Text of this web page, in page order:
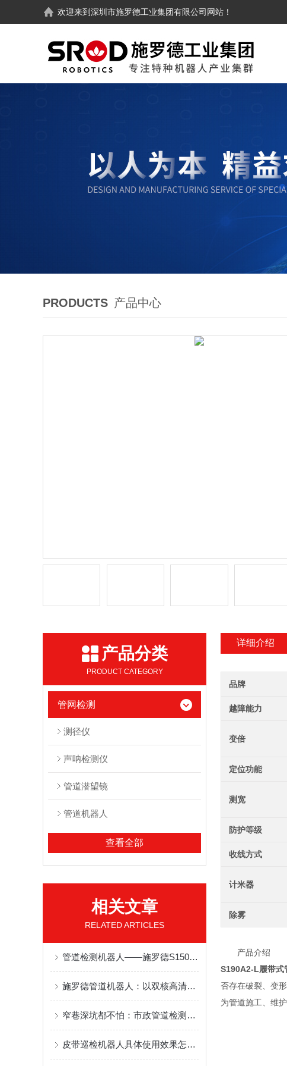
欢迎来到深圳市施罗德工业集团有限公司 网站！
PRODUCTS 产品中心
产品分类
PRODUCT CATEGORY
管网检测
测径仪
声呐检测仪
管道潜望镜
管道机器人
查看全部
相关文章
RELATED ARTICLES
管道检测机器人——施罗德S150A：市政排水管网检测专家
施罗德管道机器人：以双核高清之眼，洞见地下管网安全未来
窄巷深坑都不怕：市政管道检测机器人如何钻透市政管网的“毛细血管”？
皮带巡检机器人具体使用效果怎么样？
详细介绍
品牌
越障能力
变倍
定位功能
测宽
防护等级
收线方式
计米器
除雾
产品介绍
S190A2-L履带式
否存在破裂、变
为管道施工、维